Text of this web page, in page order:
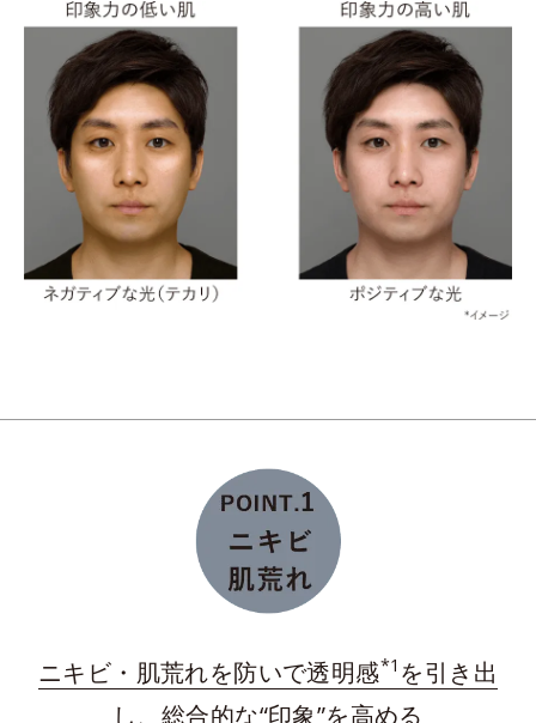
うるおいキャッチ膜
を形成し、ローションのうるお
いキャッチ体勢を整える。
*うるおいキャッチ成分（塩化ジメチルジアリルアンモニウム・アクリルア
ウォッシュのうるおいキャッチ膜がローションのうる
おいをキャッチし浸透
*1 シクロヘキサンジカルポン酸ビスエトキシジグリコール
*2 角層まで
プラスに帯電したイオニックコラーゲン
*水溶性コラーゲン液（魚起源）＝保湿成分
プラスに帯電したローションの膜に、クリームに配合
されたマイナスに帯電したダブルプロテクトパウダー
が引き寄せ合ってなじむ。
*タルク、ステアロイルグルタミン酸2Na、水酸化AI＝皮脂を吸着しうるお
いを保つ成分
ダブルプロテクトパウダーが肌上に均一に整列。長時
間うるおいを保持し、余分な皮脂を吸着し、テカリを
ニキビ・肌荒れを防いで透明感*1 を引き出
し、総合的な“印象”を高める